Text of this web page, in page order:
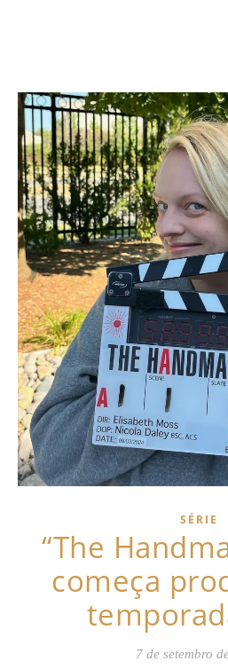
SÉRIE
“The
começa
7 de setembro